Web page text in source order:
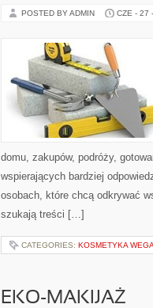
POSTED BY ADMIN CZE - 27
domu, zakupów, podróży,
wspierających bardziej
osobach, które chcą odkrywać
szukają treści […]
CATEGORIES: KOSMETYKA
EKO-MAKIJAŻ